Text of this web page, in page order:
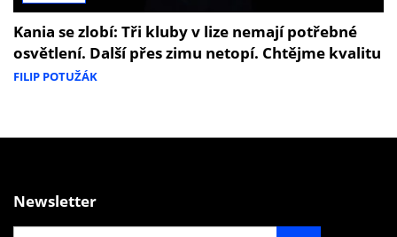
Kania se zlobí: Tři kluby v lize nemají potřebné
osvětlení. Další přes zimu netopí. Chtějme kvalitu
FILIP POTUŽÁK
Newsletter